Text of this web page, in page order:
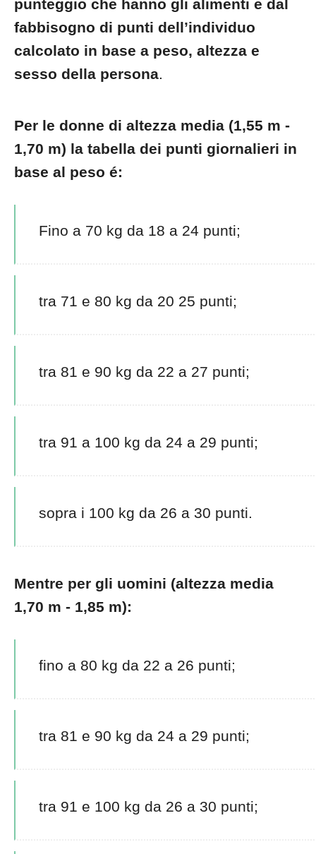
punteggio che hanno gli alimenti e dal
fabbisogno di punti dell’individuo
calcolato in base a peso, altezza e
sesso della persona.
Per le donne di altezza media (1,55 m -
1,70 m) la tabella dei punti giornalieri in
base al peso é:
Fino a 70 kg da 18 a 24 punti;
tra 71 e 80 kg da 20 25 punti;
tra 81 e 90 kg da 22 a 27 punti;
tra 91 a 100 kg da 24 a 29 punti;
sopra i 100 kg da 26 a 30 punti.
Mentre per gli uomini (altezza media
1,70 m - 1,85 m):
fino a 80 kg da 22 a 26 punti;
tra 81 e 90 kg da 24 a 29 punti;
tra 91 e 100 kg da 26 a 30 punti;